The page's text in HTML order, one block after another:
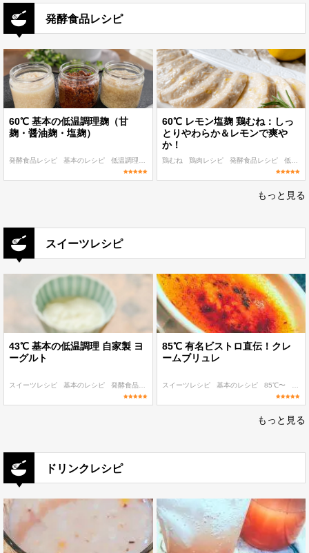
発酵食品レシピ
60℃ 基本の低温調理麹（甘
麹・醤油麹・塩麹）
発酵食品レシピ 基本のレシピ 低温調理 麹・発酵食レシピ 60℃〜 作り置き
60℃ レモン塩麹 鶏むね：しっ
とりやわらか＆レモンで爽や
か！
鶏むね 鶏肉レシピ 発酵食品レシピ 低温調理 麹・発酵食レシピ
もっと見る
スイーツレシピ
43℃ 基本の低温調理 自家製 ヨ
ーグルト
スイーツレシピ 基本のレシピ 発酵食品レシピ 40℃〜 〜100 kcal
85℃ 有名ビストロ直伝！クレ
ームブリュレ
スイーツレシピ 基本のレシピ 85℃〜
もっと見る
ドリンクレシピ